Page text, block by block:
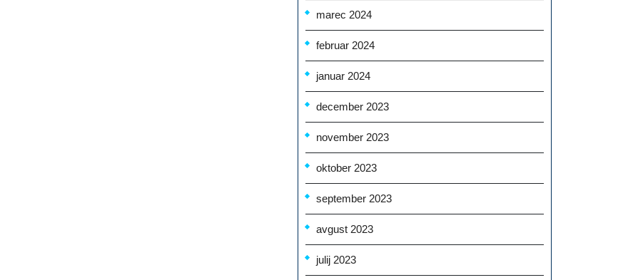
marec 2024
februar 2024
januar 2024
december 2023
november 2023
oktober 2023
september 2023
avgust 2023
julij 2023